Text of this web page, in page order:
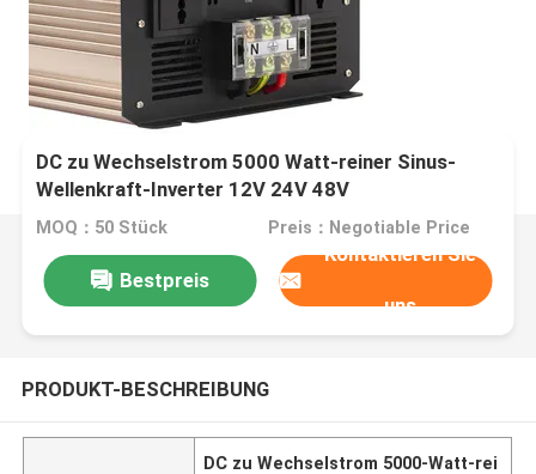
DC zu Wechselstrom 5000 Watt-reiner Sinus-
Wellenkraft-Inverter 12V 24V 48V
MOQ：50 Stück Preis：Negotiable Price
Bestpreis
Kontaktieren Sie
uns
PRODUKT-BESCHREIBUNG
DC zu Wechselstrom 5000-Watt-rei